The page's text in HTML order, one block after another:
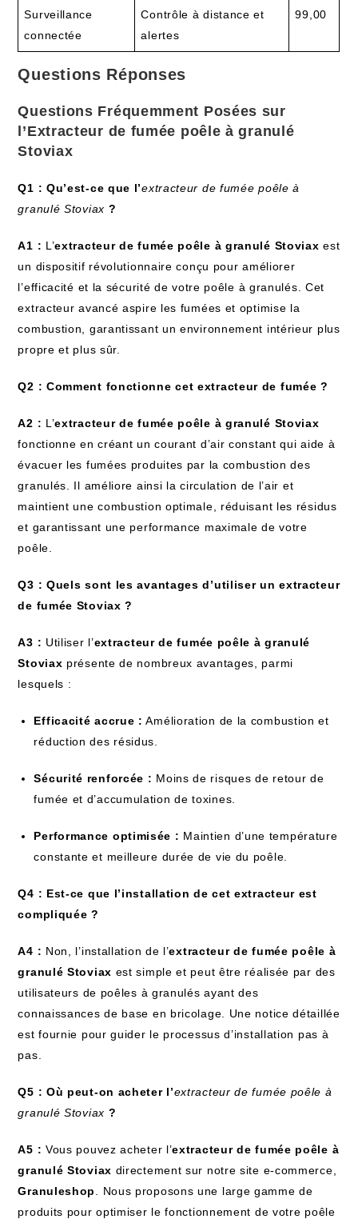
Surveillance
connectée
Contrôle à distance et
alertes
99,00
Questions Réponses
Questions Fréquemment Posées sur
l’Extracteur de fumée poêle à granulé
Stoviax
Q1 : Qu’est-ce que l’extracteur de fumée poêle à
granulé Stoviax ?
A1 : L’extracteur de fumée poêle à granulé Stoviax est
un dispositif révolutionnaire conçu pour améliorer
l’efficacité et la sécurité de votre poêle à granulés. Cet
extracteur avancé aspire les fumées et optimise la
combustion, garantissant un environnement intérieur plus
propre et plus sûr.
Q2 : Comment fonctionne cet extracteur de fumée ?
A2 : L’extracteur de fumée poêle à granulé Stoviax
fonctionne en créant un courant d’air constant qui aide à
évacuer les fumées produites par la combustion des
granulés. Il améliore ainsi la circulation de l’air et
maintient une combustion optimale, réduisant les résidus
et garantissant une performance maximale de votre
poêle.
Q3 : Quels sont les avantages d’utiliser un extracteur
de fumée Stoviax ?
A3 : Utiliser l’extracteur de fumée poêle à granulé
Stoviax présente de nombreux avantages, parmi
lesquels :
Efficacité accrue : Amélioration de la combustion et
réduction des résidus.
Sécurité renforcée : Moins de risques de retour de
fumée et d’accumulation de toxines.
Performance optimisée : Maintien d’une température
constante et meilleure durée de vie du poêle.
Q4 : Est-ce que l’installation de cet extracteur est
compliquée ?
A4 : Non, l’installation de l’extracteur de fumée poêle à
granulé Stoviax est simple et peut être réalisée par des
utilisateurs de poêles à granulés ayant des
connaissances de base en bricolage. Une notice détaillée
est fournie pour guider le processus d’installation pas à
pas.
Q5 : Où peut-on acheter l’extracteur de fumée poêle à
granulé Stoviax ?
A5 : Vous pouvez acheter l’extracteur de fumée poêle à
granulé Stoviax directement sur notre site e-commerce,
Granuleshop
. Nous proposons une large gamme de
produits pour optimiser le fonctionnement de votre poêle